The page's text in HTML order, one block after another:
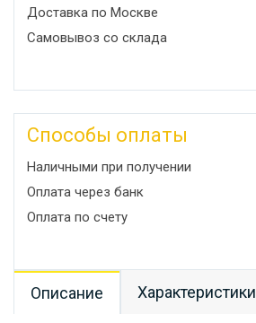
Доставка по Москве
Самовывоз со склада
Способы оплаты
Наличными при получении
Оплата через банк
Оплата по счету
Описание Характеристики